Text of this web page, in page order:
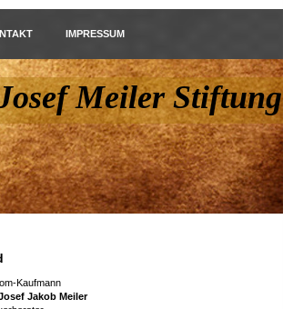
IMPRESSUM
Meiler Stiftung
Kaufmann
Jakob Meiler